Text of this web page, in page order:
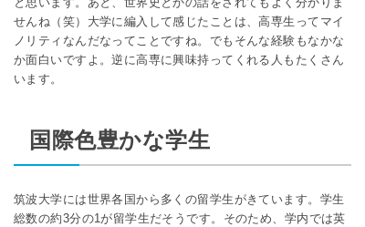
と思います。あと、世界史とかの話をされてもよく分かりま
せんね（笑）大学に編入して感じたことは、高専生ってマイ
ノリティなんだなってことですね。でもそんな経験もなかな
か面白いですよ。逆に高専に興味持ってくれる人もたくさん
います。
国際色豊かな学生
筑波大学には世界各国から多くの留学生がきています。学生
総数の約3分の1が留学生だそうです。そのため、学内では英